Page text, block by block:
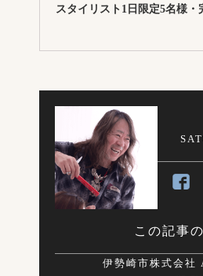
スタイリスト1日限定5名様・
この記事
伊勢崎市株式会社